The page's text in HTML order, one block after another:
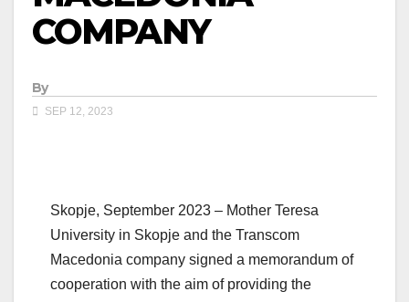
COMPANY
By
SEP 12, 2023
Skopje, September 2023 – Mother Teresa
University in Skopje and the Transcom
Macedonia company signed a memorandum of
cooperation with the aim of providing the